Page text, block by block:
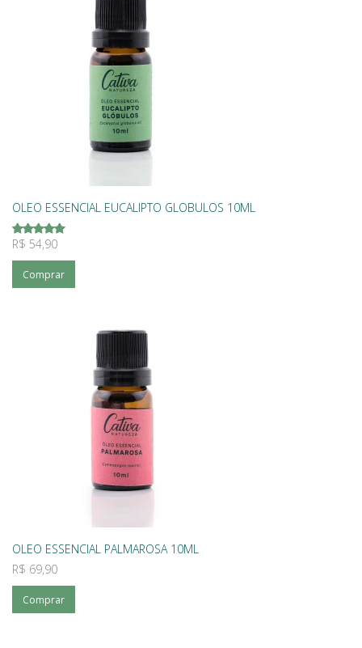
OLEO ESSENCIAL EUCALIPTO GLOBULOS 10ML
R$ 54,90
Comprar
OLEO ESSENCIAL PALMAROSA 10ML
R$ 69,90
Comprar